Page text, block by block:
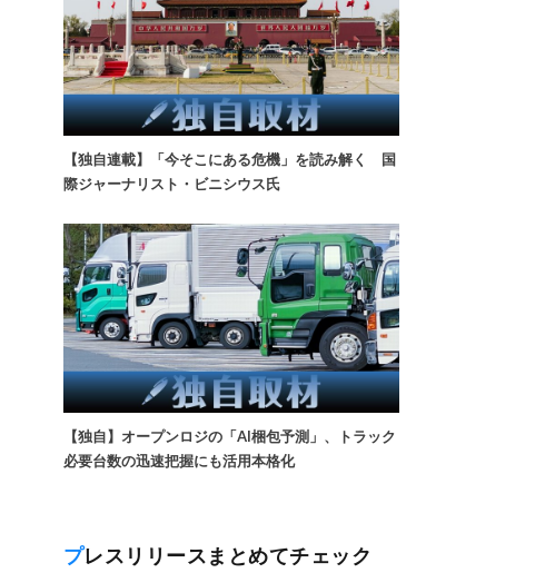
【独自連載】「今そこにある危機」を読み解く 国
際ジャーナリスト・ビニシウス氏
【独自】オープンロジの「AI梱包予測」、トラック
必要台数の迅速把握にも活用本格化
プレスリリースまとめてチェック